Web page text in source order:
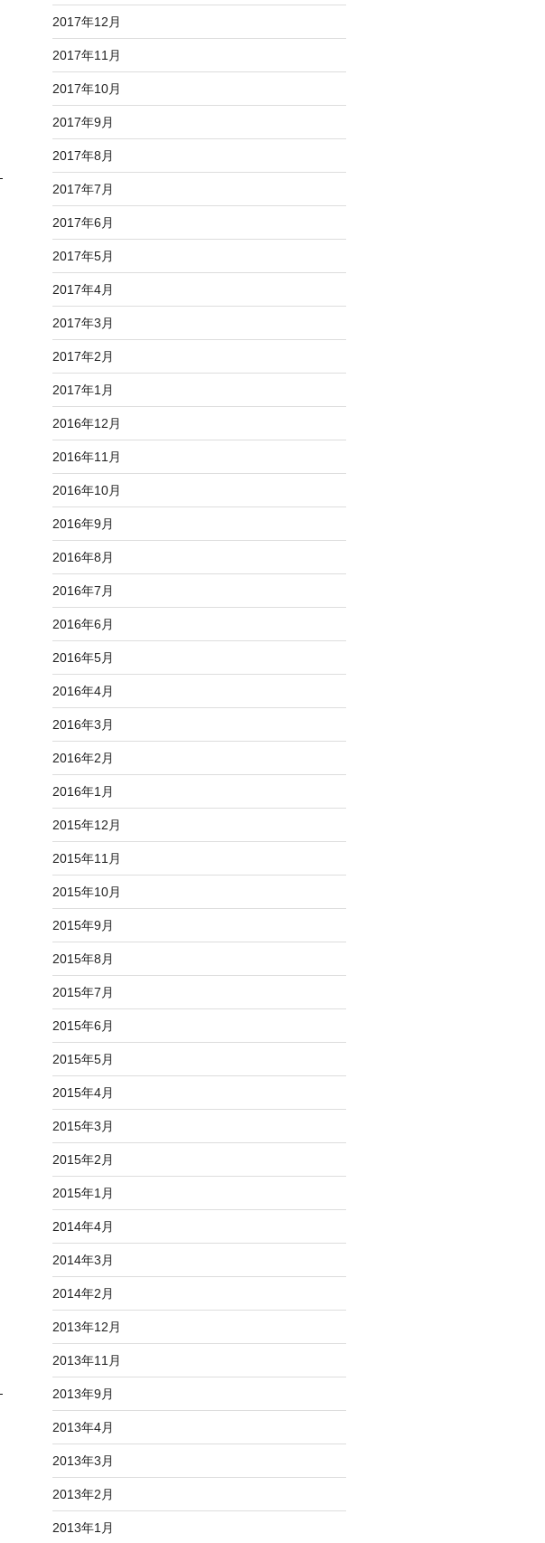
2017年12月
2017年11月
2017年10月
2017年9月
2017年8月
2017年7月
2017年6月
2017年5月
2017年4月
2017年3月
2017年2月
2017年1月
2016年12月
2016年11月
2016年10月
2016年9月
2016年8月
2016年7月
2016年6月
2016年5月
2016年4月
2016年3月
2016年2月
2016年1月
2015年12月
2015年11月
2015年10月
2015年9月
2015年8月
2015年7月
2015年6月
2015年5月
2015年4月
2015年3月
2015年2月
2015年1月
2014年4月
2014年3月
2014年2月
2013年12月
2013年11月
2013年9月
2013年4月
2013年3月
2013年2月
2013年1月